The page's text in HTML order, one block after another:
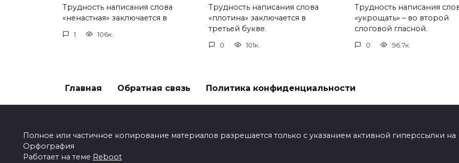
Трудность написания слова
«ненастная» заключается в
1 106к.
Трудность написания слова
«плотина» заключается в
третьей букве.
0 101к.
Трудность написания
«укрощать» – во второй
слоговой гласной.
0 96.7к.
Главная Обратная связь Политика конфиденциальности
Полное или частичное копирование материалов разрешается только с указанием активной гиперссылки
Орфография
Работает на теме Reboot